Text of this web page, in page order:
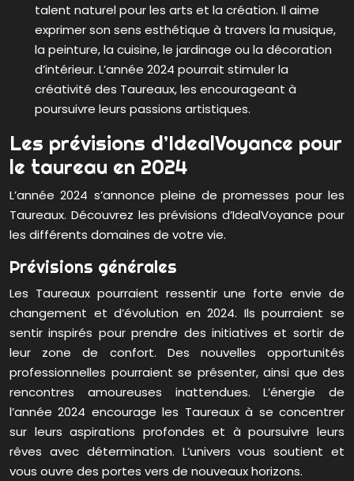
talent naturel pour les arts et la création. Il aime
exprimer son sens esthétique à travers la musique,
la peinture, la cuisine, le jardinage ou la décoration
d’intérieur. L’année 2024 pourrait stimuler la
créativité des Taureaux, les encourageant à
poursuivre leurs passions artistiques.
Les prévisions d’IdealVoyance pour
le taureau en 2024
L’année 2024 s’annonce pleine de promesses pour les
Taureaux. Découvrez les prévisions d’IdealVoyance pour
les différents domaines de votre vie.
Prévisions générales
Les Taureaux pourraient ressentir une forte envie de
changement et d’évolution en 2024. Ils pourraient se
sentir inspirés pour prendre des initiatives et sortir de
leur zone de confort. Des nouvelles opportunités
professionnelles pourraient se présenter, ainsi que des
rencontres amoureuses inattendues. L’énergie de
l’année 2024 encourage les Taureaux à se concentrer
sur leurs aspirations profondes et à poursuivre leurs
rêves avec détermination. L’univers vous soutient et
vous ouvre des portes vers de nouveaux horizons.